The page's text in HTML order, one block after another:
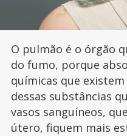
O pulmão é o órgão
do fumo, porque
químicas que
dessas substâncias
vasos sanguíneos,
útero, fiquem mais